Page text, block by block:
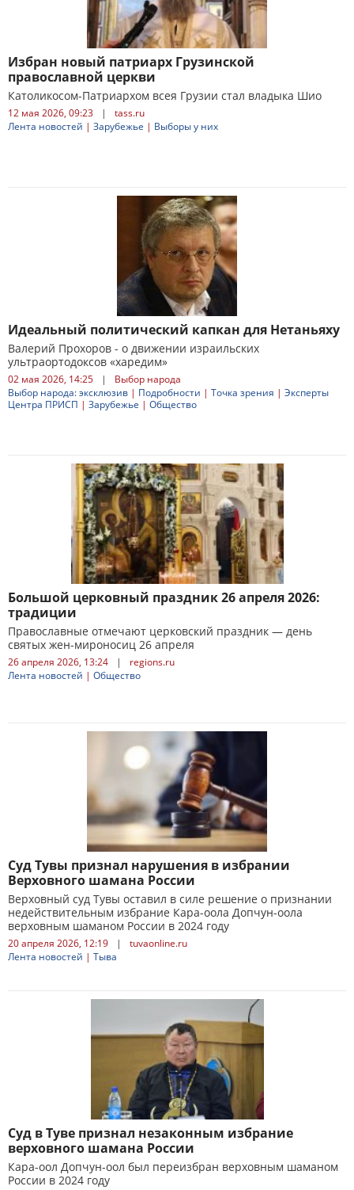
Избран новый патриарх Грузинской
православной церкви
Католикосом-Патриархом всея Грузии стал владыка Шио
12 мая 2026, 09:23 |
tass.ru
Лента новостей | Зарубежье | Выборы у них
Идеальный политический капкан для Нетаньяху
Валерий Прохоров - о движении израильских
ультраортодоксов «харедим»
02 мая 2026, 14:25 |
Выбор народа
Выбор народа: эксклюзив | Подробности | Точка зрения | Эксперты
Центра ПРИСП | Зарубежье | Общество
Большой церковный праздник 26 апреля 2026:
традиции
Православные отмечают церковский праздник — день
святых жен-мироносиц 26 апреля
26 апреля 2026, 13:24 |
regions.ru
Лента новостей | Общество
Суд Тувы признал нарушения в избрании
Верховного шамана России
Верховный суд Тувы оставил в силе решение о признании
недействительным избрание Кара-оола Допчун-оола
верховным шаманом России в 2024 году
20 апреля 2026, 12:19 |
tuvaonline.ru
Лента новостей | Тыва
Суд в Туве признал незаконным избрание
верховного шамана России
Кара-оол Допчун-оол был переизбран верховным шаманом
России в 2024 году